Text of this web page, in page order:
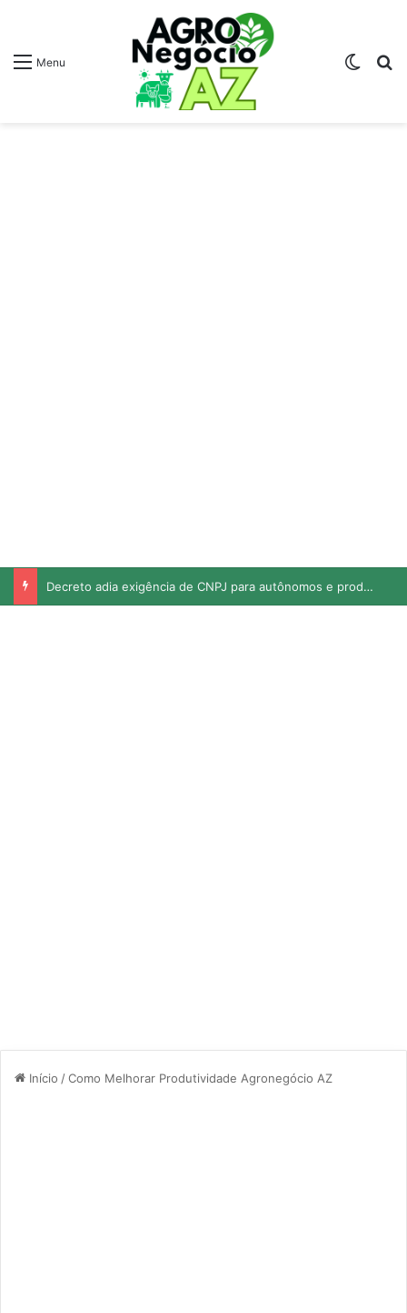
Menu
Leite faz mal para os adultos? Teste seus conhecimentos sobre o tema no Vida Boa
Início /Como Melhorar Produtividade Agronegócio AZ